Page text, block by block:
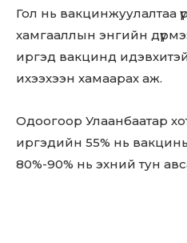
Гол нь вакцинжуулалтаа
хамгааллын энгийн
иргэд вакцинд
ихээхээн хамаарах аж.
Одоогоор Улаанбаатар
иргэдийн 55% нь
80%-90% нь эхний тун